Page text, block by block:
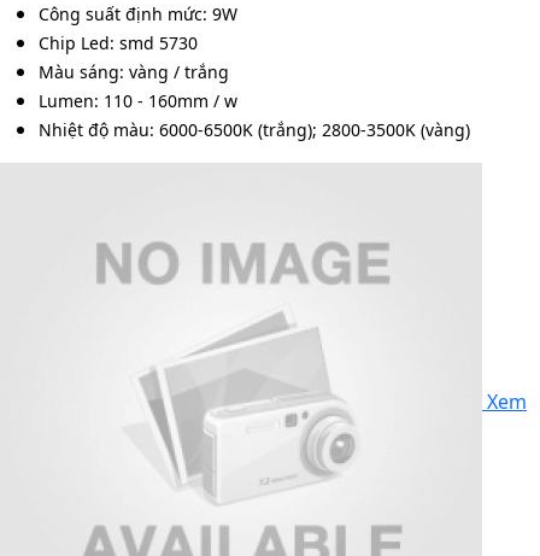
Công suất định mức: 9W
Chip Led: smd 5730
Màu sáng: vàng / trắng
Lumen: 110 - 160mm / w
Nhiệt độ màu: 6000-6500K (trắng); 2800-3500K (vàng)
Xem